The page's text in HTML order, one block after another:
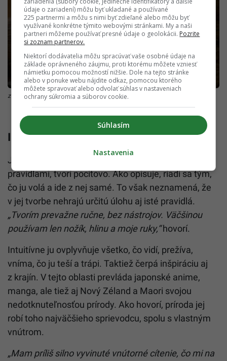
zdroj: JOKOU
Inšpiráciu hľadá aj v rôznych krajinách
Jani sa pri tvorbe keramiky neriadi priamo
pravidlami, tvorí pocitovo. Ako opisuje, riadi sa tým,
čo ju volá a ide z nej samé. To však neznamená, že
v jej tvorbe nehrajú určitú úlohu aj isté pravidlá.
„Tvorím prevažne ručne, bez nástrojov. Väčšinou
používam len nožík, hlinu a moje ruky,“hovorí.
Intuitívne ju ovplyvňuje všetko, čo vidí, prežíva,
vníma, čo ju teší a trápi. Taktiež čerpá inšpiráciu aj
z krajín. V tejto oblasti prevláda japonské anime,
manga, ale tiež aj Nový Zéland a Maori svojou
nedotknuteľnosťou prírody. Ako hovorí, príroda jej
robí toho najväčšieho sprievodcu, spolu s vlastným
vnútrom.
„Mam príliš silno vyvinuté vnútorné cítenie, čo mi na
údaje o zariadení) môžu byť ukladané a používané
225 partnermi a môžu s nimi byť zdieľané alebo môžu byť
využívané konkrétne týmito webovými stránkami. My a naši
partneri môžeme používať presné údaje o geolokácii. Pozrite
si zoznam partnerov.
Niektorí dodávatelia môžu spracúvať vaše osobné údaje na
základe oprávneného záujmu, proti ktorému môžete vzniesť
námietku pomocou možností nižšie. Dole na tejto stránke
alebo v ponuke webu nájdite odkaz, pomocou ktorého
môžete spravovať alebo odvolať súhlas v nastaveniach
ochrany súkromia a súborov cookie.
Súhlasím
Nastavenia